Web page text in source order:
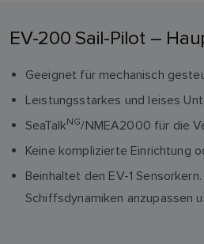
EV-200 Sail-Pilot –
Geeignet für mechanisch
Leistungsstarkes und leises
SeaTalkNG/NMEA2000 für die
Keine komplizierte Einrichtung
Beinhaltet den EV-1
Schiffsdynamiken anzupassen